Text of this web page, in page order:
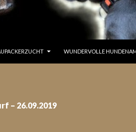
WUNDERVOLLE
– 26.09.2019